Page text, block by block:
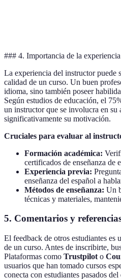
### 4. Importancia de la
La experiencia del instructor puede
calidad de un curso. Un buen
idioma, sino también poseer
Según estudios de educación, el
un instructor que se involucra en su
significativamente su motivación.
Cruciales para evaluar al
Formación académica:
certificados de enseñanza de
Experiencia previa:
enseñanza del español a
Métodos de enseñanza: Un
técnicas y materiales,
5. Comentarios y
El feedback de otros estudiantes es
de un curso. Antes de inscribirte,
Plataformas como Trustpilot o
usuarios que han tomado cursos
conecta con estudiantes pasados